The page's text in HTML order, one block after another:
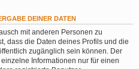
DEINER DATEN
mit anderen Personen zu
dass die Daten deines Profils und die
zugänglich sein können. Der
Informationen nur für einen